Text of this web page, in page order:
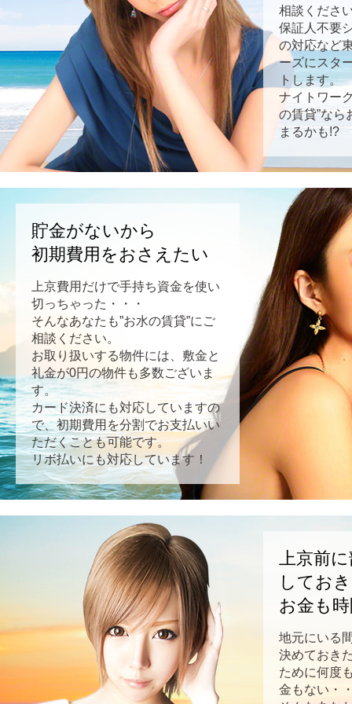
相談くださ
保証人不要
の対応など
ーズにスタ
トします。
ナイトワー
の賃貸”なら
まるかも!?
貯金がないから
初期費用をおさえたい
上京費用だけで手持ち資金を使い
切っちゃった・・・
そんなあなたも”お水の賃貸”にご
相談ください。
お取り扱いする物件には、敷金と
礼金が0円の物件も多数ございま
す。
カード決済にも対応していますの
で、初期費用を分割でお支払いい
ただくことも可能です。
リボ払いにも対応しています！
上京前
してお
お金も
地元にいる
決めておき
ために何度
金もない・